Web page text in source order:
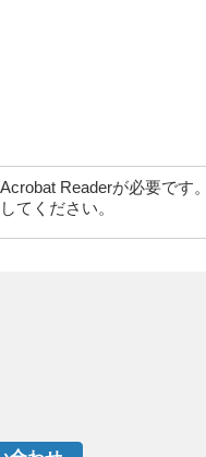
Readerが必要です
てください。